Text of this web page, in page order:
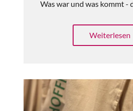
Was war und was kommt -
Weiterlesen